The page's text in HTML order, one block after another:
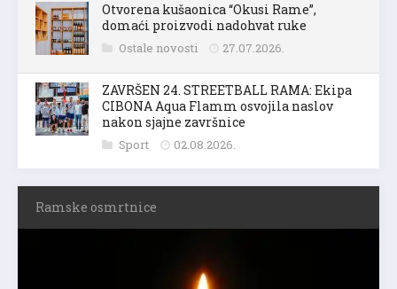
Otvorena kušaonica “Okusi Rame”,
domaći proizvodi nadohvat ruke
Ostale novosti 27.07.2026.
ZAVRŠEN 24. STREETBALL RAMA: Ekipa
CIBONA Aqua Flamm osvojila naslov
nakon sjajne završnice
Sport 02.08.2026.
Ramske osmrtnice